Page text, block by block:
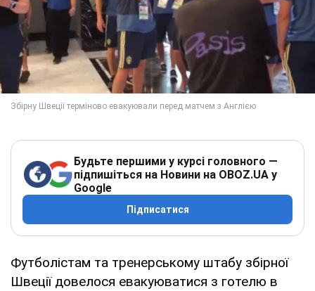
Будьте першими у курсі головного —
підпишіться на Новини на OBOZ.UA у
Google
Підписатися
Футболістам та тренерському штабу збірної
Швеції довелося евакуюватися з готелю в